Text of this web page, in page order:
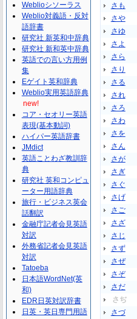
さも
さや
さゆ
さよ
さら
さり
さる
され
さろ
さわ
さを
さん
さが
さぎ
さぐ
さげ
さご
さざ
さじ
さず
さぜ
さぞ
さだ
さぢ
さづ
Weblioシソーラス
Weblio対義語・反対
語辞書
研究社 新英和中辞典
研究社 新和英中辞典
英語での言い方用例
集
Eゲイト英和辞典
Weblio実用英語辞典
new!
コア・セオリー英語
表現(基本動詞)
ハイパー英語辞書
JMdict
英語ことわざ教訓辞
典
研究社 英和コンピュ
ーター用語辞典
旅行・ビジネス英会
話翻訳
金融庁記者会見英語
対訳
外務省記者会見英語
対訳
Tatoeba
日本語WordNet(英
和)
EDR日英対訳辞書
日英・英日専門用語